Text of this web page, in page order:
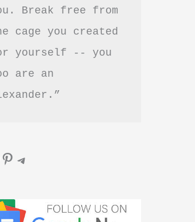
Break free from
cage you created
yourself -- you
are an
Pinterest Telegram